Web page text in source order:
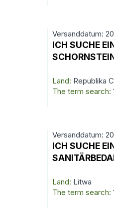
Versanddatum:
ICH SUCHE
Land: Republika
The term search:
Versanddatum:
ICH SUCHE
Land: Litwa
The term search: